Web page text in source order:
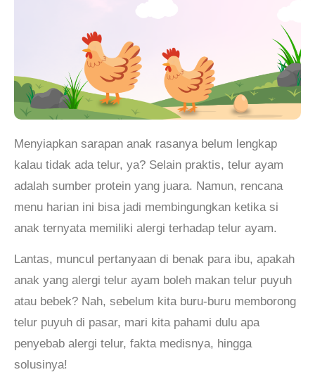
Menyiapkan sarapan anak rasanya belum lengkap
kalau tidak ada telur, ya? Selain praktis, telur ayam
adalah sumber protein yang juara. Namun, rencana
menu harian ini bisa jadi membingungkan ketika si
anak ternyata memiliki alergi terhadap telur ayam.
Lantas, muncul pertanyaan di benak para ibu, apakah
anak yang alergi telur ayam boleh makan telur puyuh
atau bebek? Nah, sebelum kita buru-buru memborong
telur puyuh di pasar, mari kita pahami dulu apa
penyebab alergi telur, fakta medisnya, hingga
solusinya!